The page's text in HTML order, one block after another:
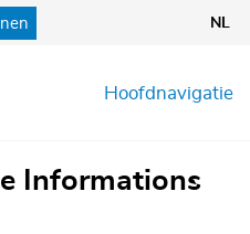
NL
Hoofdnavigatie
Informations